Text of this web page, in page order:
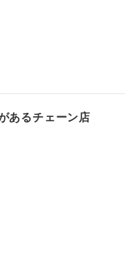
あるチェーン店